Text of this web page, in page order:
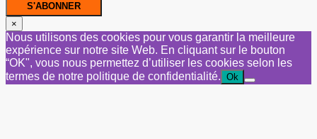
×
Nous utilisons des cookies pour vous garantir la meilleure
expérience sur notre site Web. En cliquant sur le bouton
“OK", vous nous permettez d’utiliser les cookies selon les
termes de notre politique de confidentialité. Ok